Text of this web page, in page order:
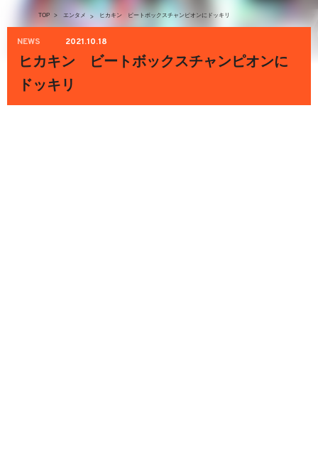
TOP > エンタメ > ヒカキン ビートボックスチャンピオンにドッキリ
NEWS 2021.10.18
ヒカキン ビートボックスチャンピオンに
ドッキリ